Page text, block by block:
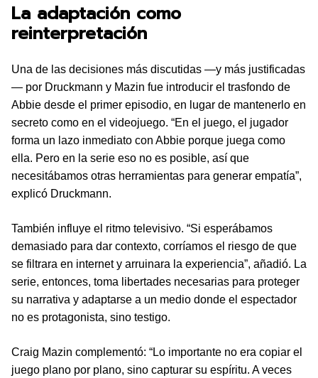
La adaptación como
reinterpretación
Una de las decisiones más discutidas —y más justificadas
— por Druckmann y Mazin fue introducir el trasfondo de
Abbie desde el primer episodio, en lugar de mantenerlo en
secreto como en el videojuego. “En el juego, el jugador
forma un lazo inmediato con Abbie porque juega como
ella. Pero en la serie eso no es posible, así que
necesitábamos otras herramientas para generar empatía”,
explicó Druckmann.
También influye el ritmo televisivo. “Si esperábamos
demasiado para dar contexto, corríamos el riesgo de que
se filtrara en internet y arruinara la experiencia”, añadió. La
serie, entonces, toma libertades necesarias para proteger
su narrativa y adaptarse a un medio donde el espectador
no es protagonista, sino testigo.
Craig Mazin complementó: “Lo importante no era copiar el
juego plano por plano, sino capturar su espíritu. A veces